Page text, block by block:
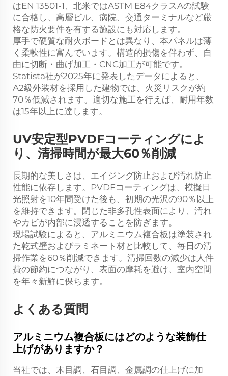
はEN 13501-1、北米ではASTM E84クラスAの試験
に合格し、高層ビル、病院、交通ターミナルなど厳
格な防火要件を有する施設にも対応します。
厚手で硬質な耐火ボードとは異なり、本パネルは薄
く柔軟性に富んでいます。構造的損傷を伴わず、自
由に切断・曲げ加工・CNC加工が可能です。
Statista社が2025年に発表したデータによると、
A2級外装材を採用した建物では、火災リスクが約
70％低減されます。適切な施工を行えば、耐用年数
は15年以上に達します。
UV安定型PVDFコーティングによ
り、清掃時間が最大60％削減
長期的な美しさは、エイジング防止および汚れ防止
性能に依存します。PVDFコーティングは、模擬日
光照射を10年間受けた後も、初期の光沢の90％以上
を維持できます。閉じた非多孔性表面により、汚れ
やカビが内部に浸透することを防ぎます。
現場試験によると、アルミニウム複合板は塗装され
た乾式壁およびラミネート材と比較して、毎日の清
掃作業を60％削減できます。清掃回数の減少は人件
費の節約につながり、表面の摩耗を避け、室内空間
を年々新鮮に保ちます。
よくある質問
アルミニウム複合板にはどのような装飾仕
上げがありますか？
当社では、木目調、石目調、金属調の仕上げに加